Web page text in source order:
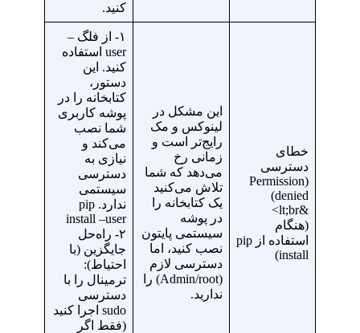
کنید.
خطای
دسترسی
(Permission
denied)
&lt;br>
(هنگام
استفاده از pip
install)
این مشکل در
لینوکس و مک
رایج‌تر است و
زمانی رخ
می‌دهد که شما
تلاش می‌کنید
یک کتابخانه را
در پوشه
سیستمی پایتون
نصب کنید، اما
دسترسی لازم
(Admin/root) را
ندارید.
۱- از فلگ –
user استفاده
کنید. این
دستور،
کتابخانه را در
پوشه کاربری
شما نصب
می‌کند و
نیازی به
دسترسی
سیستمی
ندارد. pip
install –user
۲- راه‌حل
جایگزین (با
احتیاط):
ترمینال را با
دسترسی
sudo اجرا کنید
(فقط اگر